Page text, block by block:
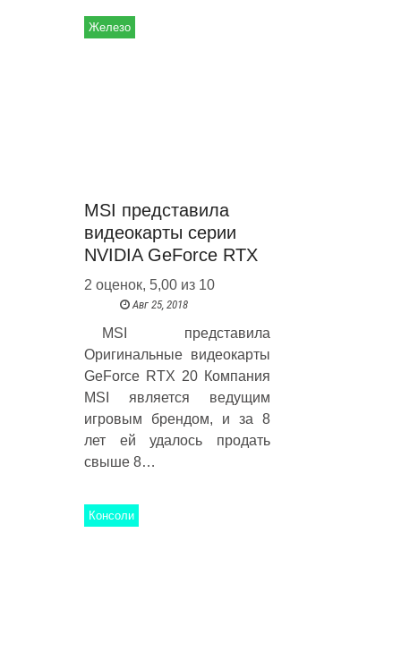
Железо
MSI представила
видеокарты серии
NVIDIA GeForce RTX
2 оценок, 5,00 из 10
Авг 25, 2018
MSI представила
Оригинальные видеокарты
GeForce RTX 20 Компания
MSI является ведущим
игровым брендом, и за 8
лет ей удалось продать
свыше 8…
Консоли